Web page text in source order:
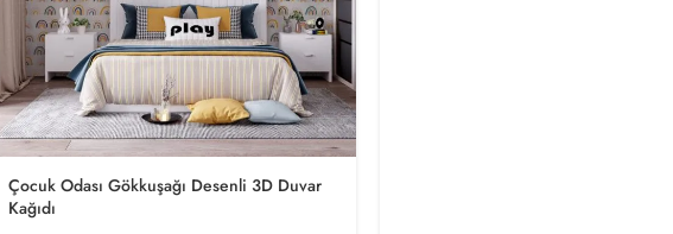
Çocuk Odası Gökkuşağı Desenli 3D Duvar
Kağıdı